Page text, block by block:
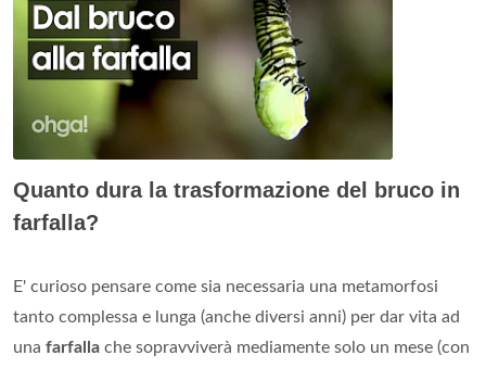
Quanto dura la trasformazione del bruco in
farfalla?
E' curioso pensare come sia necessaria una metamorfosi
tanto complessa e lunga (anche diversi anni) per dar vita ad
una farfalla che sopravviverà mediamente solo un mese (con